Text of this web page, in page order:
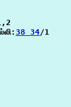
38 34/1